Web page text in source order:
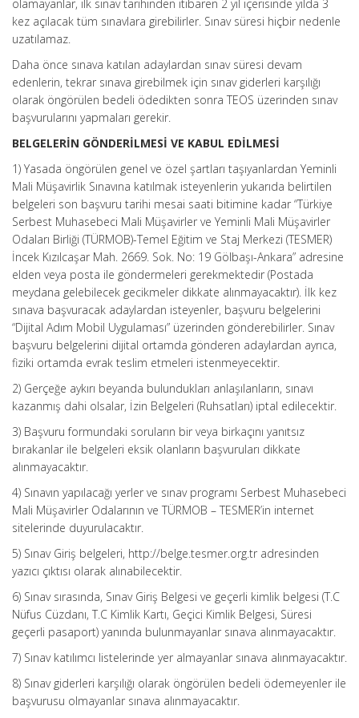
olamayanlar, ilk sınav tarihinden itibaren 2 yıl içerisinde yılda 3
kez açılacak tüm sınavlara girebilirler. Sınav süresi hiçbir nedenle
uzatılamaz.
Daha önce sınava katılan adaylardan sınav süresi devam
edenlerin, tekrar sınava girebilmek için sınav giderleri karşılığı
olarak öngörülen bedeli ödedikten sonra TEOS üzerinden sınav
başvurularını yapmaları gerekir.
BELGELERİN GÖNDERİLMESİ VE KABUL EDİLMESİ
1) Yasada öngörülen genel ve özel şartları taşıyanlardan Yeminli
Mali Müşavirlik Sınavına katılmak isteyenlerin yukarıda belirtilen
belgeleri son başvuru tarihi mesai saati bitimine kadar “Türkiye
Serbest Muhasebeci Mali Müşavirler ve Yeminli Mali Müşavirler
Odaları Birliği (TÜRMOB)-Temel Eğitim ve Staj Merkezi (TESMER)
İncek Kızılcaşar Mah. 2669. Sok. No: 19 Gölbaşı-Ankara” adresine
elden veya posta ile göndermeleri gerekmektedir (Postada
meydana gelebilecek gecikmeler dikkate alınmayacaktır). İlk kez
sınava başvuracak adaylardan isteyenler, başvuru belgelerini
“Dijital Adım Mobil Uygulaması” üzerinden gönderebilirler. Sınav
başvuru belgelerini dijital ortamda gönderen adaylardan ayrıca,
fiziki ortamda evrak teslim etmeleri istenmeyecektir.
2) Gerçeğe aykırı beyanda bulundukları anlaşılanların, sınavı
kazanmış dahi olsalar, İzin Belgeleri (Ruhsatları) iptal edilecektir.
3) Başvuru formundaki soruların bir veya birkaçını yanıtsız
bırakanlar ile belgeleri eksik olanların başvuruları dikkate
alınmayacaktır.
4) Sınavın yapılacağı yerler ve sınav programı Serbest Muhasebeci
Mali Müşavirler Odalarının ve TÜRMOB – TESMER’in internet
sitelerinde duyurulacaktır.
5) Sınav Giriş belgeleri, http://belge.tesmer.org.tr adresinden
yazıcı çıktısı olarak alınabilecektir.
6) Sınav sırasında, Sınav Giriş Belgesi ve geçerli kimlik belgesi (T.C
Nüfus Cüzdanı, T.C Kimlik Kartı, Geçici Kimlik Belgesi, Süresi
geçerli pasaport) yanında bulunmayanlar sınava alınmayacaktır.
7) Sınav katılımcı listelerinde yer almayanlar sınava alınmayacaktır.
8) Sınav giderleri karşılığı olarak öngörülen bedeli ödemeyenler ile
başvurusu olmayanlar sınava alınmayacaktır.